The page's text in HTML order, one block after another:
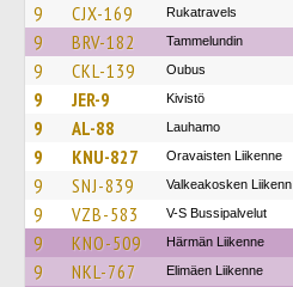
9 CJX-169 Rukatravels
9 BRV-182 Tammelundin
9 CKL-139 Oubus
9 JER-9 Kivistö
9 AL-88 Lauhamo
9 KNU-827 Oravaisten Liikenne
9 SNJ-839 Valkeakosken Liikenn
9 VZB-583 V-S Bussipalvelut
9 KNO-509 Härmän Liikenne
9 NKL-767 Elimäen Liikenne